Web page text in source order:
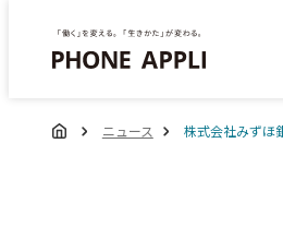
ニュース 株式会社みずほ